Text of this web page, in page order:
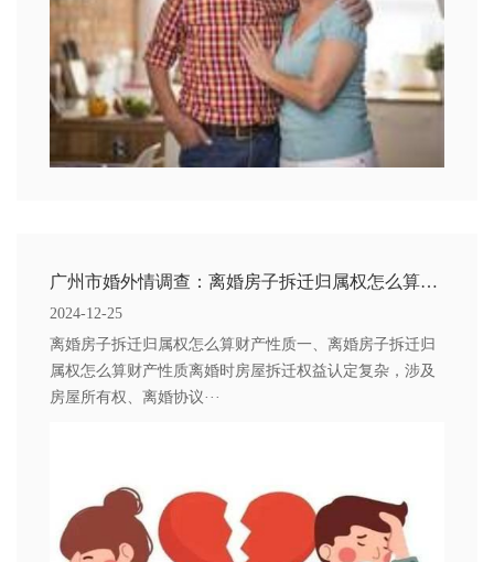
广州市婚外情调查：离婚房子拆迁归属权怎么算财产性质
2024-12-25
离婚房子拆迁归属权怎么算财产性质一、离婚房子拆迁归
属权怎么算财产性质离婚时房屋拆迁权益认定复杂，涉及
房屋所有权、离婚协议···